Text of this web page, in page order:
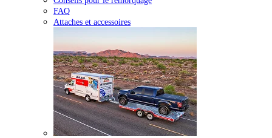
FAQ
Attaches et accessoires